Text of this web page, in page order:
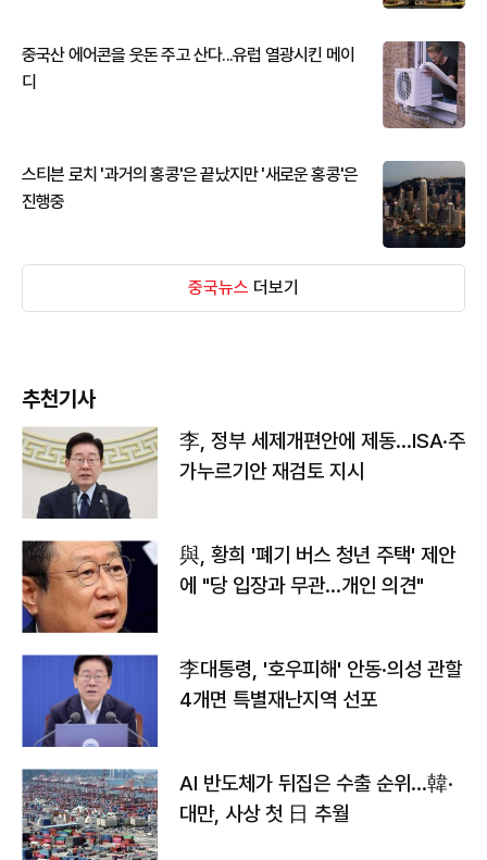
중국산 에어콘을 웃돈 주고 산다...유럽 열광시킨 메이
디
스티븐 로치 '과거의 홍콩'은 끝났지만 '새로운 홍콩'은
진행중
중국뉴스 더보기
추천기사
李, 정부 세제개편안에 제동…ISA·주
가누르기안 재검토 지시
與, 황희 '폐기 버스 청년 주택' 제안
에 "당 입장과 무관…개인 의견"
李대통령, '호우피해' 안동·의성 관할
4개면 특별재난지역 선포
AI 반도체가 뒤집은 수출 순위…韓·
대만, 사상 첫 日 추월